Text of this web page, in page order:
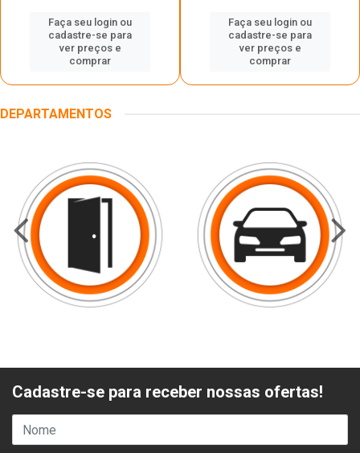
Faça seu login ou
cadastre-se para
ver preços e
comprar
Faça seu login ou
cadastre-se para
ver preços e
comprar
DEPARTAMENTOS
Cadastre-se para receber nossas ofertas!